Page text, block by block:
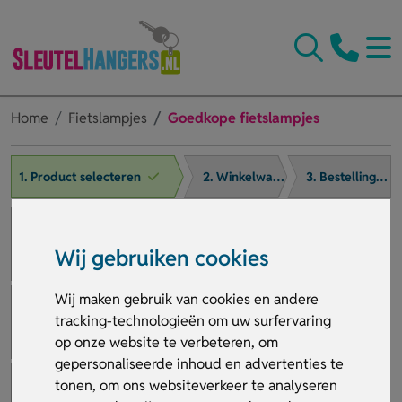
Wij gebruiken cookies
Wij maken gebruik van cookies en andere
tracking-technologieën om uw surfervaring
op onze website te verbeteren, om
gepersonaliseerde inhoud en advertenties te
tonen, om ons websiteverkeer te analyseren
Home Fietslampjes Goedkope fietslampjes
1. Product selecteren 2. Winkelwagen 3. Bestelling afronden